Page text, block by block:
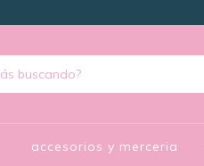
accesorios y merceria